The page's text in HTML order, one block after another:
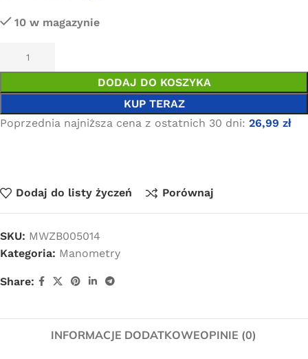
10 w magazynie
DODAJ DO KOSZYKA
KUP TERAZ
Poprzednia najniższa cena z ostatnich 30 dni: 26,99 zł
Dodaj do listy życzeń Porównaj
SKU: MWZB005014
Kategoria: Manometry
Share:
INFORMACJE DODATKOWEOPINIE (0)